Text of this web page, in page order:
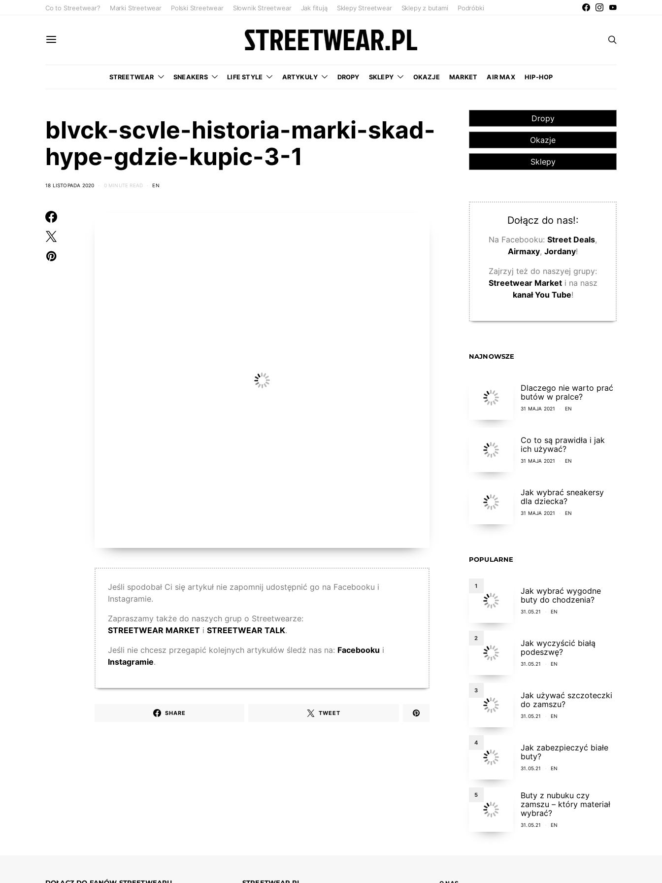
Co to Streetwear? Marki Streetwear Polski Streetwear Słownik Streetwear Jak fitują Sklepy Streetwear Sklepy z butami Podróbki
STREETWEAR SNEAKERS LIFE STYLE ARTYKUŁY DROPY SKLEPY OKAZJE MARKET AIR MAX HIP-HOP
blvck-scvle-historia-marki-skad-
hype-gdzie-kupic-3-1
18 LISTOPADA 2020 0 MINUTE READ EN
Jeśli spodobał Ci się artykuł nie zapomnij udostępnić go na Facebooku i
Instagramie.
Zapraszamy także do naszych grup o Streetwearze:
STREETWEAR MARKET i STREETWEAR TALK.
Jeśli nie chcesz przegapić kolejnych artykułów śledż nas na: Facebooku i
Instagramie.
SHARE TWEET
Dropy
Okazje
Sklepy
Dołącz do nas!:
Na Facebooku: Street Deals,
Airmaxy, Jordany!
Zajrzyj też do naszyej grupy:
Streetwear Marketi na nasz
kanał You Tube!
NAJNOWSZE
Dlaczego nie warto prać
butów w pralce?
31 MAJA 2021 EN
Co to są prawidła i jak
ich używać?
31 MAJA 2021 EN
Jak wybrać sneakersy
dla dziecka?
31 MAJA 2021 EN
POPULARNE
1
Jak wybrać wygodne
buty do chodzenia?
31.05.21 EN
2
Jak wyczyścić białą
podeszwę?
31.05.21 EN
3
Jak używać szczoteczki
do zamszu?
31.05.21 EN
4
Jak zabezpieczyć białe
buty?
31.05.21 EN
5
Buty z nubuku czy
zamszu – który materiał
wybrać?
31.05.21 EN